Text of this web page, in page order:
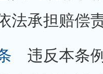
法承担赔偿
违反本条